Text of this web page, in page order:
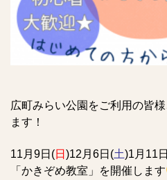
広町みらい公園をご利用の皆
ます！
11月9日(日 )12月6日(土)1月11
「かきぞめ教室」を開催します